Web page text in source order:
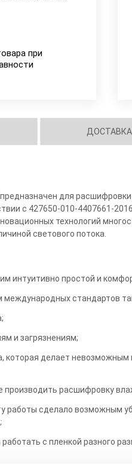
при
ДОСТАВКА
для расшифровки
с 427650-010-4407661-
технологий
светового потока.
интуитивно простой и
стандартов
и загрязнениям;
делает невозможным
производить расшифровку
работы сделало возможным
с пленкой разного